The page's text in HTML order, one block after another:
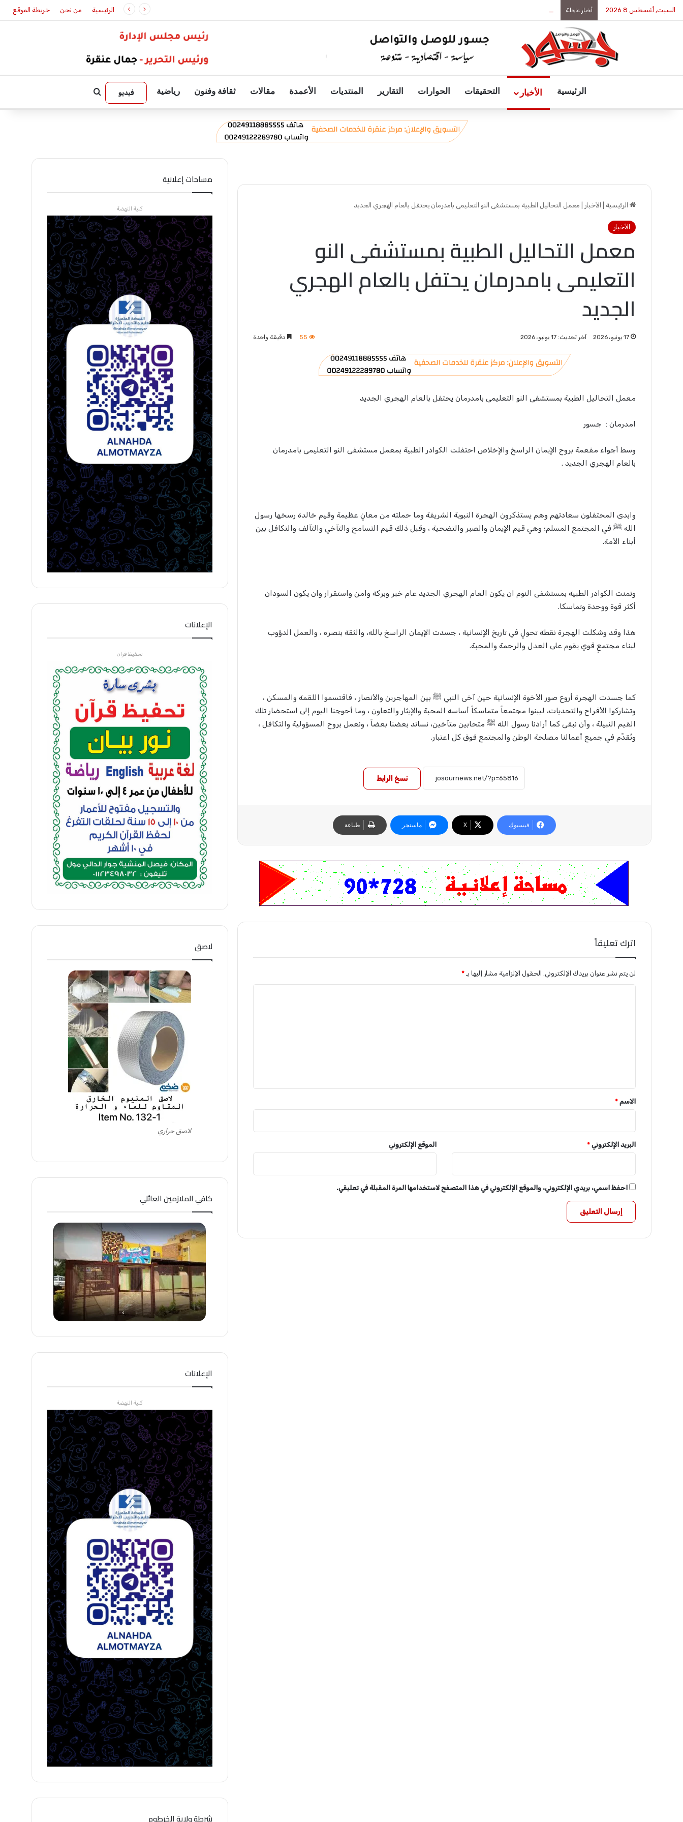
السبت, أغسطس 8 2026 أخبار عاجلة رئيس جمهورية جيبوتي يستقبل الرئيس التنفيذي لمجموعة المبارك للإنشاءات والتطوير العقاري ويؤكد دعمه الكامل لمشروعات الإسكان الميسر الرئيسية من نحن خريطة الموقع
الرئيسية الأخبار التحقيقات الحوارات التقارير المنتديات الأعمدة مقالات ثقافة وفنون رياضية فيديو بحث عن
الرئيسية الأخبار معمل التحاليل الطبية بمستشفى النو التعليمى بامدرمان يحتفل بالعام الهجري الجديد
الأخبار
معمل التحاليل الطبية بمستشفى النو
التعليمى بامدرمان يحتفل بالعام الهجري
الجديد
17 يونيو، 2026 آخر تحديث: 17 يونيو، 2026 55 دقيقة واحدة
معمل التحاليل الطبية بمستشفى النو التعليمى بامدرمان يحتفل بالعام الهجري الجديد
امدرمان : جسور
وسط أجواء مفعمة بروح الإيمان الراسخ والإخلاص احتفلت الكوادر الطبية بمعمل مستشفى النو التعليمى بامدرمان
بالعام الهجري الجديد .
وابدى المحتفلون سعادتهم وهم يستذكرون الهجرة النبوية الشريفة وما حملته من معانٍ عظيمة وقيم خالدة رسخها رسول
الله ﷺ في المجتمع المسلم؛ وهي قيم الإيمان والصبر والتضحية ، وقبل ذلك قيم التسامح والتآخي والتآلف والتكافل بين
أبناء الأمة.
وتمنت الكوادر الطبية بمستشفى النوم ان يكون العام الهجري الجديد عام خبر وبركة وامن واستقرار وان يكون السودان
أكثر قوة ووحدة وتماسكا.
هذا وقد وشكلت الهجرة نقطة تحولٍ في تاريخ الإنسانية ، جسدت الإيمان الراسخ بالله، والثقة بنصره ، والعمل الدؤوب
لبناء مجتمعٍ قوي يقوم على العدل والرحمة والمحبة.
كما جسدت الهجرة أروع صور الأخوة الإنسانية حين آخى النبي ﷺ بين المهاجرين والأنصار ، فاقتسموا اللقمة والمسكن ،
وتشاركوا الأفراح والتحديات، ليبنوا مجتمعاً متماسكاً أساسه المحبة والإيثار والتعاون ، وما أحوجنا اليوم إلى استحضار تلك
القيم النبيلة ، وأن نبقى كما أرادنا رسول الله ﷺ متحابين متآخين، نساند بعضنا بعضاً ، ونعمل بروح المسؤولية والتكافل ،
ونُقدِّم في جميع أعمالنا مصلحة الوطن والمجتمع فوق كل اعتبار.
نسخ الرابط
فيسبوك X ماسنجر طباعة
اترك تعليقاً
لن يتم نشر عنوان بريدك الإلكتروني. الحقول الإلزامية مشار إليها بـ *
*الاسم *
البريد الإلكتروني * الموقع الإلكتروني
احفظ اسمي، بريدي الإلكتروني، والموقع الإلكتروني في هذا المتصفح لاستخدامها المرة المقبلة في تعليقي.
مساحات إعلانية
كلية النهضة
الإعلانات
تحفيظ قران
لاصق
لاصق حراري
كافي الملازمين العائلي
الإعلانات
كلية النهضة
شرطة ولاية الخرطوم